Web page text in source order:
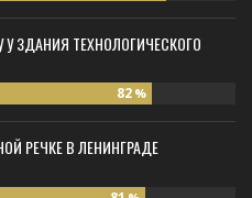
У ЗДАНИЯ ТЕХНОЛОГИЧЕСКОГО
82 %
РЕЧКЕ В ЛЕНИНГРАДЕ